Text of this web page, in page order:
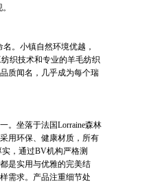
名。小镇自然环境优越，
织技术和专业的羊毛纺织
质闻名，几乎成为每个瑞
。坐落于法国Lorraine森林
用环保、健康材质，所有
，通过BV机构严格测
是实用与优雅的完美结
需求。产品注重细节处